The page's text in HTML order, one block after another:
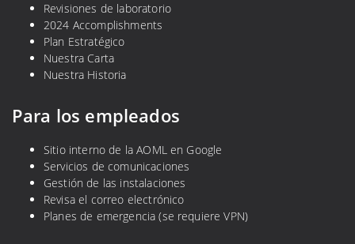
Revisiones de laboratorio
2024 Accomplishments
Plan Estratégico
Nuestra Carta
Nuestra Historia
Para los empleados
Sitio interno de la AOML en Google
Servicios de comunicaciones
Gestión de las instalaciones
Revisa el correo electrónico
Planes de emergencia (se requiere VPN)